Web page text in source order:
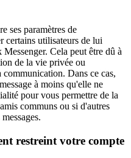
ses paramètres de
certains utilisateurs de lui
Cela peut être dû à
de la vie privée ou
Dans ce cas,
à moins qu'elle ne
pour vous permettre de la
communs ou si d'autres
restreint votre compte